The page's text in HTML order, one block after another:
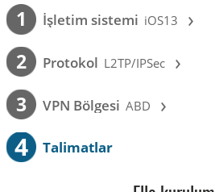
1 İşletim sistemi iOS13 ›
2 Protokol L2TP/IPSec ›
3 VPN Bölgesi ABD ›
4 Talimatlar